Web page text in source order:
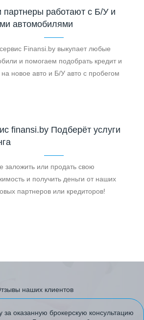
работают с Б/У и
автомобилями
Finansi.by выкупает любые
и помогаем подобрать кредит и
на новое авто и Б/У авто с пробегом
finansi.by Подберёт услуги
заложить или продать свою
и получить деньги от наших
партнеров или кредиторов!
наших клиентов
оказанную брокерскую консультацию